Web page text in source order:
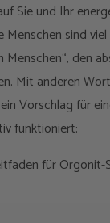
Sie und Ihr
Menschen sind
Menschen“, den
Mit anderen
Vorschlag für
funktioniert:
für Orgonit-